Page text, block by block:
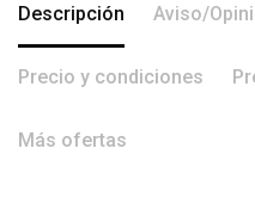
Descripción Aviso/
Precio y condiciones
Más ofertas